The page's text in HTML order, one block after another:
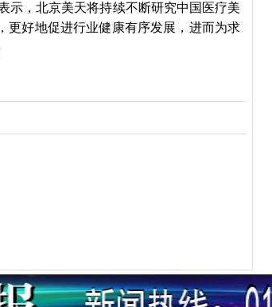
示，北京美天将持续不断研究中国医疗美
更好地促进行业健康有序发展，进而为求